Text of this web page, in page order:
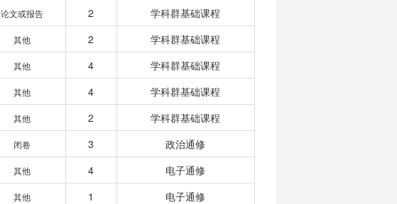
论文或报告 2
学科群基础课程
其他 2
学科群基础课程
其他 4
学科群基础课程
其他 4
学科群基础课程
其他 2
学科群基础课程
闭卷 3
政治通修
其他 4
电子通修
其他 1 电子通修